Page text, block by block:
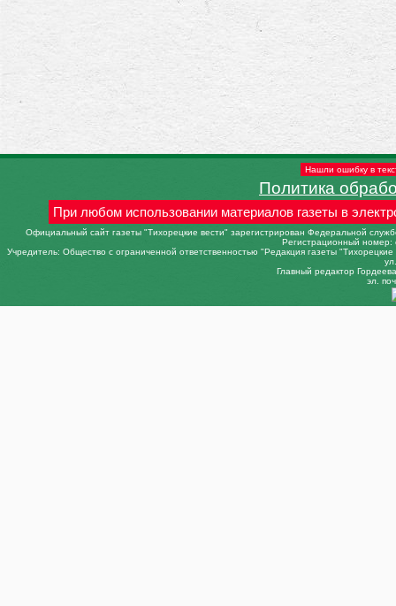
Нашли ошибку в
Политика
При любом использовании материалов газеты в
Официальный сайт газеты "Тихорецкие вести" зарегистрирован Федеральной
Регистрационный
Учредитель: Общество с ограниченной ответственностью "Редакция газеты
Главный редактор
эл.